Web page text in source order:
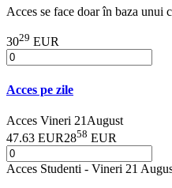
Acces se face doar în baza unui
3029 EUR
Acces pe zile
Acces Vineri 21August
47.63 EUR2858 EUR
Acces Studenti - Vineri 21